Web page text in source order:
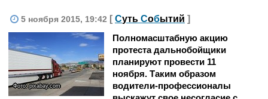
5 ноября 2015, 19:42 [ Суть Событий ]
Фото: pixabay.com
Полномасштабную акцию
протеста дальнобойщики
планируют провести 11
ноября. Таким образом
водители-профессионалы